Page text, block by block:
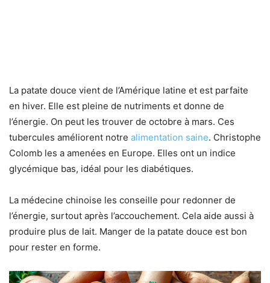
La patate douce vient de l’Amérique latine et est parfaite
en hiver. Elle est pleine de nutriments et donne de
l’énergie. On peut les trouver de octobre à mars. Ces
tubercules améliorent notre alimentation saine. Christophe
Colomb les a amenées en Europe. Elles ont un indice
glycémique bas, idéal pour les diabétiques.
La médecine chinoise les conseille pour redonner de
l’énergie, surtout après l’accouchement. Cela aide aussi à
produire plus de lait. Manger de la patate douce est bon
pour rester en forme.